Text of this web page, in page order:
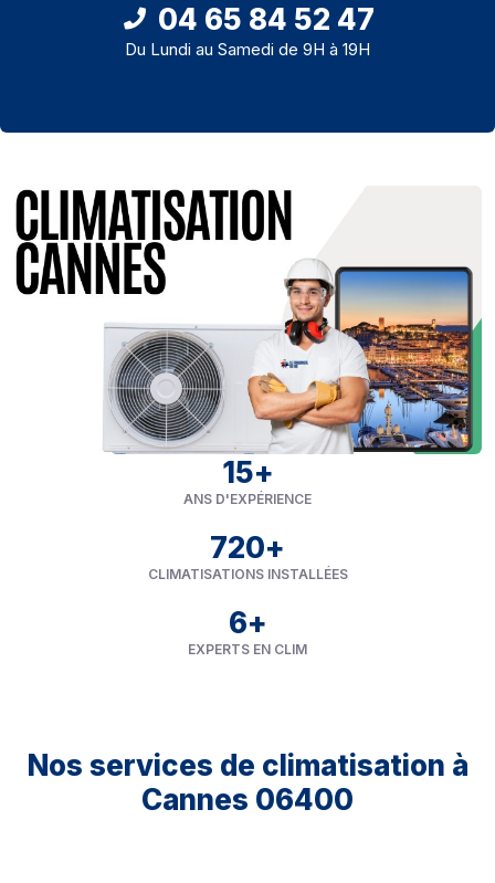
ANS D'EXPÉRIENCE
15+
CLIMATISATIONS INSTALLÉES
720+
EXPERTS EN CLIM
6+
04 65 84 52 47
Du Lundi au Samedi de 9H à 19H
Nos services de climatisation à
Cannes 06400